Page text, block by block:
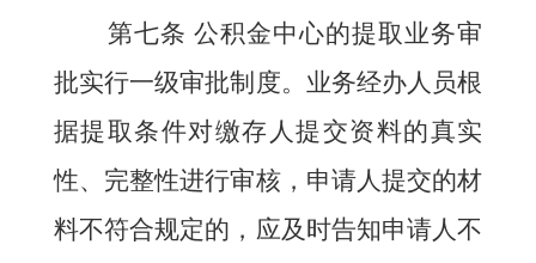
第七条 公积金中心的提取业务审
批实行一级审批制度。业务经办人员根
据提取条件对缴存人提交资料的真实
性、完整性进行审核，申请人提交的材
料不符合规定的，应及时告知申请人不